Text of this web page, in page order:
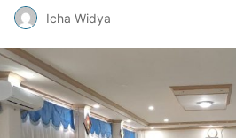
Icha Widya